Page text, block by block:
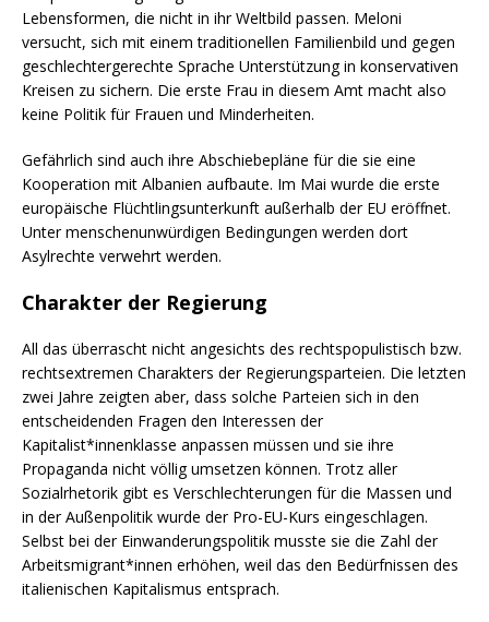
Lebensformen, die nicht in ihr Weltbild passen. Meloni
versucht, sich mit einem traditionellen Familienbild und gegen
geschlechtergerechte Sprache Unterstützung in konservativen
Kreisen zu sichern. Die erste Frau in diesem Amt macht also
keine Politik für Frauen und Minderheiten.
Gefährlich sind auch ihre Abschiebepläne für die sie eine
Kooperation mit Albanien aufbaute. Im Mai wurde die erste
europäische Flüchtlingsunterkunft außerhalb der EU eröffnet.
Unter menschenunwürdigen Bedingungen werden dort
Asylrechte verwehrt werden.
Charakter der Regierung
All das überrascht nicht angesichts des rechtspopulistisch bzw.
rechtsextremen Charakters der Regierungsparteien. Die letzten
zwei Jahre zeigten aber, dass solche Parteien sich in den
entscheidenden Fragen den Interessen der
Kapitalist*innenklasse anpassen müssen und sie ihre
Propaganda nicht völlig umsetzen können. Trotz aller
Sozialrhetorik gibt es Verschlechterungen für die Massen und
in der Außenpolitik wurde der Pro-EU-Kurs eingeschlagen.
Selbst bei der Einwanderungspolitik musste sie die Zahl der
Arbeitsmigrant*innen erhöhen, weil das den Bedürfnissen des
italienischen Kapitalismus entsprach.